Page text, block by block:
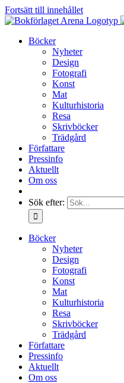
Fortsätt till innehållet
Böcker
Nyheter
Design
Fotografi
Konst
Mat
Kulturhistoria
Resa
Skrivböcker
Trädgård
Författare
Pressinfo
Aktuellt
Om oss
Sök efter:
Böcker
Nyheter
Design
Fotografi
Konst
Mat
Kulturhistoria
Resa
Skrivböcker
Trädgård
Författare
Pressinfo
Aktuellt
Om oss